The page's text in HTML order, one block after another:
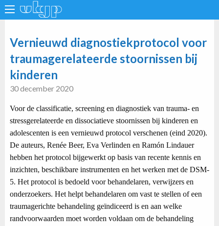
Vernieuwd diagnostiekprotocol voor
traumagerelateerde stoornissen bij
kinderen
30 december 2020
Voor de classificatie, screening en diagnostiek van trauma- en
stressgerelateerde en dissociatieve stoornissen bij kinderen en
adolescenten is een vernieuwd protocol verschenen (eind 2020).
De auteurs, Renée Beer, Eva Verlinden en Ramón Lindauer
hebben het protocol bijgewerkt op basis van recente kennis en
inzichten, beschikbare instrumenten en het werken met de DSM-
5. Het protocol is bedoeld voor behandelaren, verwijzers en
onderzoekers. Het helpt behandelaren om vast te stellen of een
traumagerichte behandeling geïndiceerd is en aan welke
randvoorwaarden moet worden voldaan om de behandeling